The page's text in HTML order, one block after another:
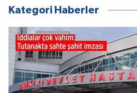
Kategori Haberler